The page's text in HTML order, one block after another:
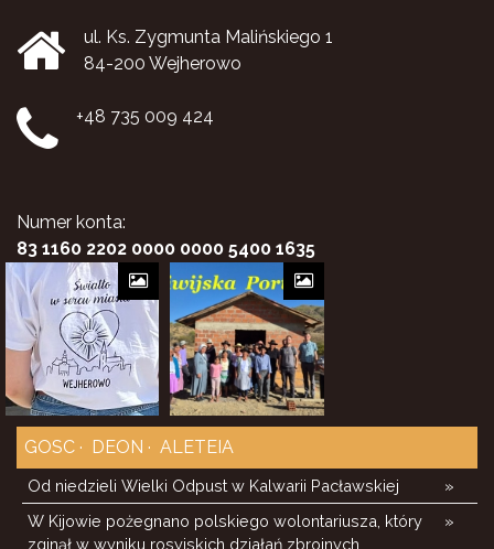
ul. Ks. Zygmunta Malińskiego 1
84-200 Wejherowo
+48 735 009 424
Numer konta:
83 1160 2202 0000 0000 5400 1635
GOSC DEON ALETEIA
»
Od niedzieli Wielki Odpust w Kalwarii Pacławskiej
»
W Kijowie pożegnano polskiego wolontariusza, który
zginął w wyniku rosyjskich działań zbrojnych